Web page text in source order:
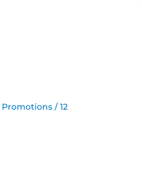
Promotions /12